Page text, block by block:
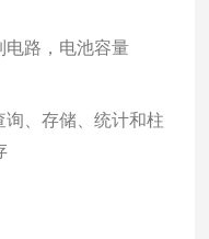
电路，电池容量
、存储、统计和柱